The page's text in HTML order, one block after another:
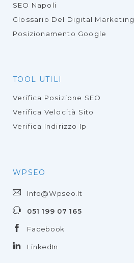
SEO Napoli
Glossario Del Digital Marketing
Posizionamento Google
TOOL UTILI
Verifica Posizione SEO
Verifica Velocità Sito
Verifica Indirizzo Ip
WPSEO
Info@wpseo.it
051 199 07 165
Facebook
LinkedIn